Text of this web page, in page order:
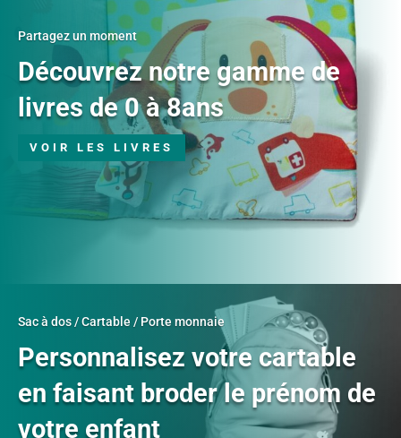
Partagez un moment
Découvrez notre gamme de
livres de 0 à 8ans
VOIR LES LIVRES
Sac à dos / Cartable / Porte monnaie
Personnalisez votre cartable
en faisant broder le prénom de
votre enfant